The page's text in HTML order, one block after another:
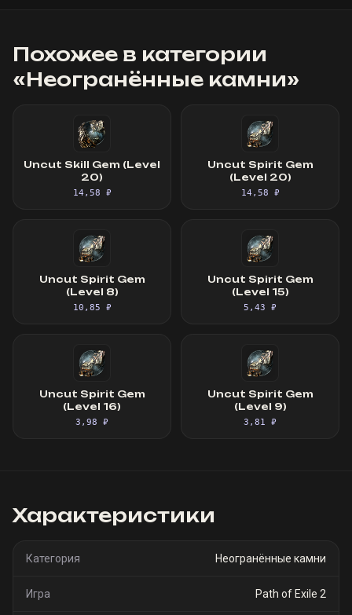
Похожее в категории
«Неогранённые камни»
Uncut Skill Gem (Level
20)
14,58 ₽
Uncut Spirit Gem
(Level 20)
14,58 ₽
Uncut Spirit Gem
(Level 8)
10,85 ₽
Uncut Spirit Gem
(Level 15)
5,43 ₽
Uncut Spirit Gem
(Level 16)
3,98 ₽
Uncut Spirit Gem
(Level 9)
3,81 ₽
Характеристики
Категория Неогранённые камни
Игра Path of Exile 2